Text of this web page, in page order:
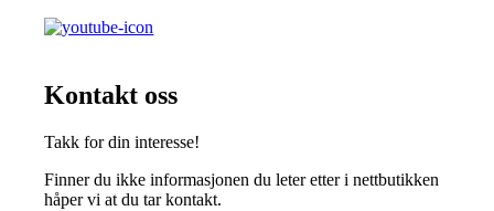
Kontakt oss
Takk for din interesse!
Finner du ikke informasjonen du leter etter i nettbutikken
håper vi at du tar kontakt.